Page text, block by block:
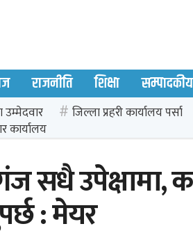
राजनीति शिक्षा सम्पादकीय
उम्मेदवार जिल्ला प्रहरी कार्यालय पर्सा
कार्यालय
सधै उपेक्षामा,
: मेयर